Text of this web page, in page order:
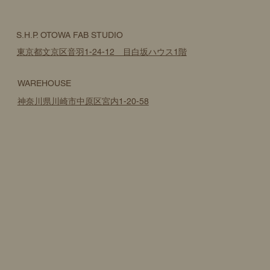
S.H.P. OTOWA FAB STUDIO
東京都文京区音羽1-24-12 目白坂ハウス1階
WAREHOUSE
神奈川県川崎市中原区宮内1-20-58